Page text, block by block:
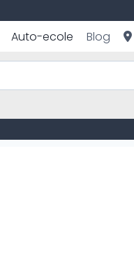
Auto-ecole Blog